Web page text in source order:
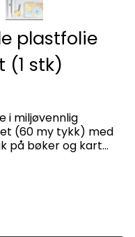
plastfolie
(1 stk)
i miljøvennlig
(60 my tykk) med
på bøker og kart
reoler. Beskytter
for å klippe